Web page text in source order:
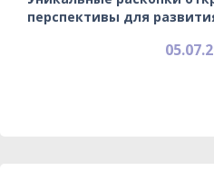
перспективы для